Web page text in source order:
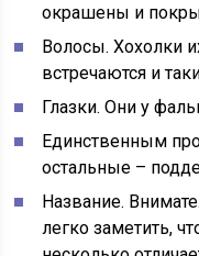
окрашены и
Волосы. Хохолки
встречаются и
Глазки. Они у
Единственным
остальные –
Название.
легко заметить,